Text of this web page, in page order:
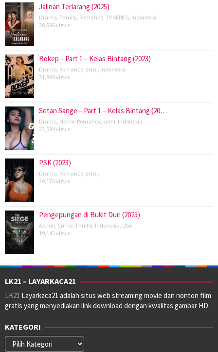
Jalinan Terlarang (2025)
Drama, Family, Romance, TV SERIES, Indonesia
38,986 views
Bokep – Part 1 – Kelas Bintang (2023)
Drama, Romance, semi, Indonesia
31,890 views
Setan Sange – Part 1 – Kelas Bintang (20…
Drama, Horror, Romance, semi, Indonesia
23,584 views
PSK (2023)
Drama, Romance, semi,
20,176 views
Pengepungan di Bukit Duri (2025)
Action, Crime, Thriller, Indonesia, USA
19,143 views
LK21 – LAYARKACA21
LK21 Layarkaca21 adalah situs web streaming movie dan nonton film
gratis yang menyediakan link download dengan kwalitas gambar HD.
KATEGORI
Kategori